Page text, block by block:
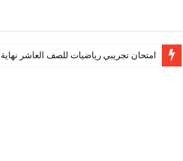
رياضيات للصف العاشر نهاية الفصل الأول 2025-2026 محافظة جنوب الشرقية